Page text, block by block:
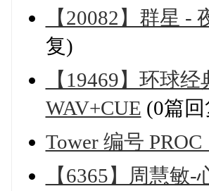
【20082】群星 -
复)
【19469】环球
WAV+CUE (0篇
Tower 编号
【6365】周慧敏